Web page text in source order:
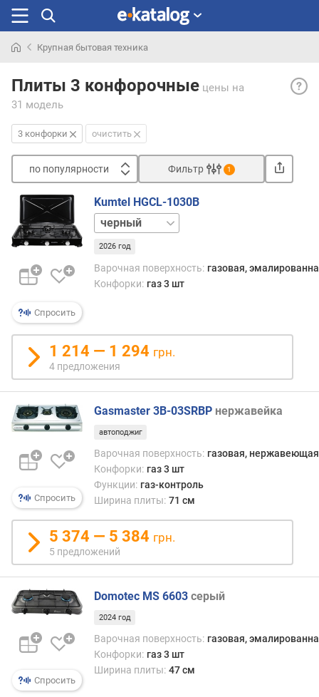
раньше
Крупная бытовая техника
Плиты 3 конфорочные цены на
31 модель
3
плит,
два
как
и
это
с
по
3 конфорки очистить
по популярности
п
о
п
п
у
я
р
н
о
с
т
и
о
т
д
ш
е
в
ы
о
р
о
г
м
Фильтр 1
Спросить
Kumtel HGCL-1030B
белый
2026 год
Варочная поверхность: газовая,
Конфорки: газ 3 шт
1 214 — 1 294 грн.
4 предложения
Спросить
Gasmaster 3B-03SRBP нержавейка
автоподжиг
Варочная поверхность: газовая, нержавеющая
Конфорки: газ 3 шт
Функции: газ-контроль
Ширина плиты: 71 см
5 374 — 5 384 грн.
5 предложений
Спросить
Domotec MS 6603 серый
2024 год
Варочная поверхность: газовая,
Конфорки: газ 3 шт
Ширина плиты: 47 см